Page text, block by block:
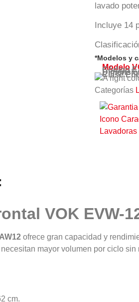
lavado
Incluye 14
*Modelos y
Modelo
Código
Clase
Categorías
VOK EVW-
ofrece gran capacidad y
mayor volumen por ciclo
cm.